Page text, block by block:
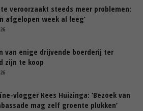
veroorzaakt steeds meer problemen:
afgelopen week al leeg’
van enige drijvende boerderij ter
zijn te koop
vlogger Kees Huizinga: ‘Bezoek van
mag zelf groente plukken’